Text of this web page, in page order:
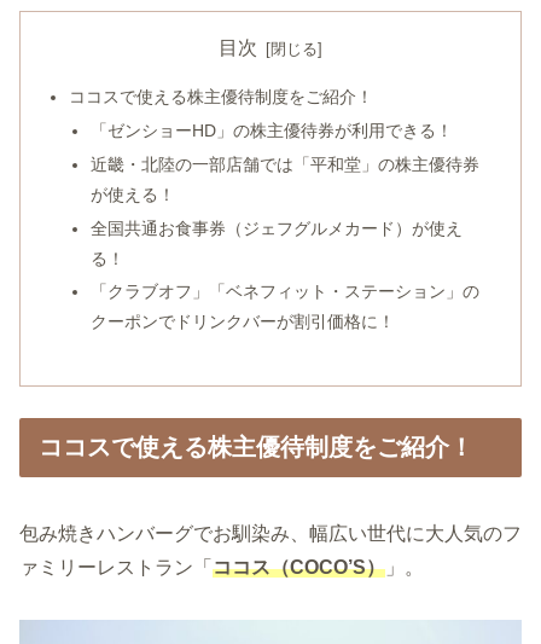
目次
ココスで使える株主優待制度をご紹介！
「ゼンショーHD」の株主優待券が利用できる！
近畿・北陸の一部店舗では「平和堂」の株主優待券
が使える！
全国共通お食事券（ジェフグルメカード）が使え
る！
「クラブオフ」「ベネフィット・ステーション」の
クーポンでドリンクバーが割引価格に！
ココスで使える株主優待制度をご紹介！
包み焼きハンバーグでお馴染み、幅広い世代に大人気のフ
ァミリーレストラン「 ココス（COCO’S） 」。